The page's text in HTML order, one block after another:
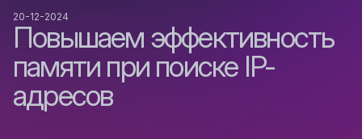
Повышаем эффективность
памяти при поиске IP-
адресов
20-12-2024